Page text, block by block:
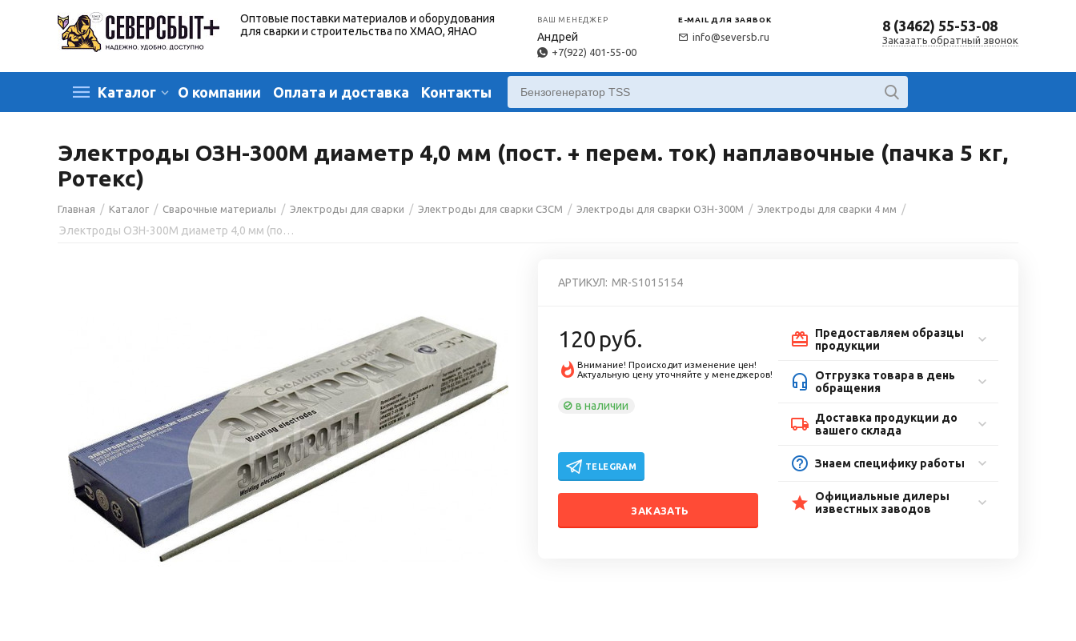
Оптовые поставки материалов и оборудования
для сварки и строительства по ХМАО, ЯНАО
ВАШ МЕНЕДЖЕР
Андрей
+7(922) 401-55-00
E-MAIL ДЛЯ ЗАЯВОК
info@seversb.ru
8 (3462) 55-53-08
Заказать обратный звонок
Каталог О компании Оплата и доставка Контакты
Электроды ОЗН-300М диаметр 4,0 мм (пост. + перем. ток) наплавочные (пачка 5 кг,
Ротекс)
Главная / Каталог / Сварочные материалы / Электроды для сварки / Электроды для сварки СЗСМ / Электроды для сварки ОЗН-300М / Электроды для сварки 4 мм /
Электроды ОЗН-300М диаметр 4,0 мм (пост. + перем. ток) наплавочные (пачка 5 кг, Ротекс)
АРТИКУЛ: MR-S1015154
120 руб.
Внимание! Происходит изменение цен!
Актуальную цену уточняйте у менеджеров!
в наличии
TELEGRAM
ЗАКАЗАТЬ
Предоставляем образцы
продукции
Отгрузка товара в день
обращения
Доставка продукции до
вашего склада
Знаем специфику работы
Официальные дилеры
известных заводов